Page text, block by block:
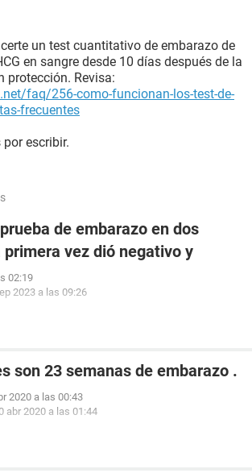
un test cuantitativo de embarazo de
en sangre desde 10 días después de la
protección. Revisa:
faq/256-como-funcionan-los-test-de-
frecuentes
escribir.
de embarazo en dos
vez dió negativo y
02:19
2023 a las 09:26
son 23 semanas de embarazo .
2020 a las 00:43
abr 2020 a las 01:44